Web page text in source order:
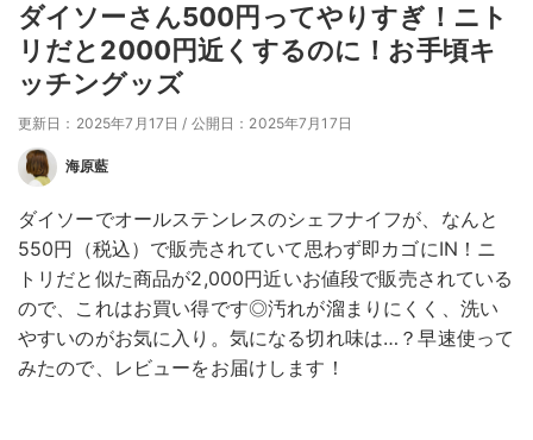
ダイソーさん500円ってやりすぎ！ニト
リだと2000円近くするのに！お手頃キ
ッチングッズ
更新日：2025年7月17日 / 公開日：2025年7月17日
海原藍
ダイソーでオールステンレスのシェフナイフが、なんと
550円（税込）で販売されていて思わず即カゴにIN！ニ
トリだと似た商品が2,000円近いお値段で販売されている
ので、これはお買い得です◎汚れが溜まりにくく、洗い
やすいのがお気に入り。気になる切れ味は…？早速使って
みたので、レビューをお届けします！